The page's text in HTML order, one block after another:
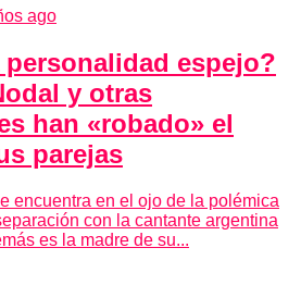
ago
personalidad espejo?
y otras
han «robado» el
parejas
encuentra en el ojo de la polémica
con la cantante argentina
es la madre de su...